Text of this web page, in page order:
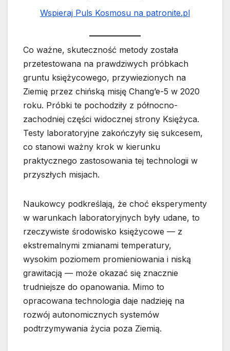
Wspieraj Puls Kosmosu na patronite.pl
Co ważne, skuteczność metody została
przetestowana na prawdziwych próbkach
gruntu księżycowego, przywiezionych na
Ziemię przez chińską misję Chang’e-5 w 2020
roku. Próbki te pochodziły z północno-
zachodniej części widocznej strony Księżyca.
Testy laboratoryjne zakończyły się sukcesem,
co stanowi ważny krok w kierunku
praktycznego zastosowania tej technologii w
przyszłych misjach.
Naukowcy podkreślają, że choć eksperymenty
w warunkach laboratoryjnych były udane, to
rzeczywiste środowisko księżycowe — z
ekstremalnymi zmianami temperatury,
wysokim poziomem promieniowania i niską
grawitacją — może okazać się znacznie
trudniejsze do opanowania. Mimo to
opracowana technologia daje nadzieję na
rozwój autonomicznych systemów
podtrzymywania życia poza Ziemią.